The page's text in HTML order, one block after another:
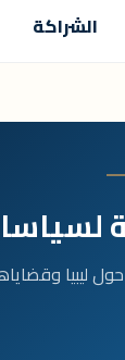
الشراكة
ليبيا